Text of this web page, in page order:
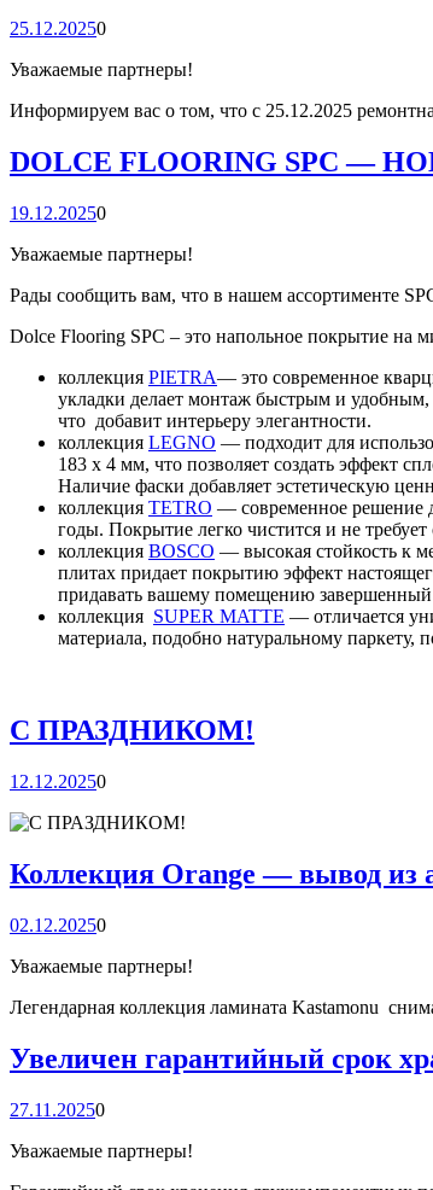
25.12.20250
Уважаемые партнеры!
Информируем вас о том, что с 25.12.2025
DOLCE FLOORING SPC
19.12.20250
Уважаемые партнеры!
Рады сообщить вам, что в нашем ассортименте
Dolce Flooring SPC – это напольное покрытие на
коллекция PIETRA— это современное
укладки делает монтаж быстрым и удобным,
что добавит интерьеру элегантности.
коллекция LEGNO — подходит для
183 x 4 мм, что позволяет создать эффект
Наличие фаски добавляет эстетическую
коллекция TETRO — cовременное решение
годы. Покрытие легко чистится и не
коллекция BOSCO — высокая стойкость к
плитах придает покрытию эффект
придавать вашему помещению
коллекция SUPER MATTE — отличается
материала, подобно натуральному
С ПРАЗДНИКОМ!
12.12.20250
Коллекция Orange — вывод из
02.12.20250
Уважаемые партнеры!
Легендарная коллекция ламината Kastamonu
Увеличен гарантийный срок
27.11.20250
Уважаемые партнеры!